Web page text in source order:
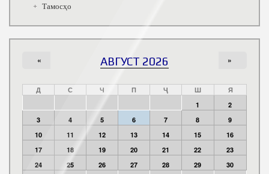
Тамосҳо
АВГУСТ 2026
« »
Д С Ч П Ҷ Ш
Я
1
2
3
4 5 6 7 8
9
10
11 12 13 14 15
16
17
18 19 20 21 22
23
24
25 26 27 28 29 30